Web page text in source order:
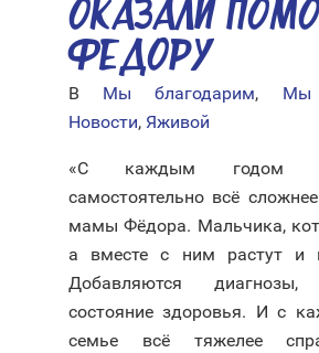
ОКАЗАЛИ
ФЕДОРУ
В Мы благодарим, Мы
Новости, Яживой
«С каждым годом
самостоятельно всё
мамы Фёдора. Мальчика,
а вместе с ним растут и
Добавляются диагнозы,
состояние здоровья. И с
семье всё тяжелее